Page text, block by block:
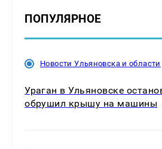
ПОПУЛЯРНОЕ
Новости Ульяновска и области
Ураган в Ульяновске
обрушил крышу на машины